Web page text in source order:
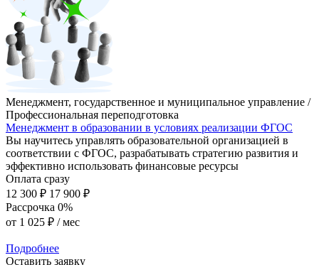
Менеджмент, государственное и муниципальное управление /
Профессиональная переподготовка
Менеджмент в образовании в условиях реализации ФГОС
Вы научитесь управлять образовательной организацией в
соответствии с ФГОС, разрабатывать стратегию развития и
эффективно использовать финансовые ресурсы
Оплата сразу
12 300 ₽ 17 900 ₽
Рассрочка 0%
от 1 025 ₽ / мес
Подробнее
Оставить заявку